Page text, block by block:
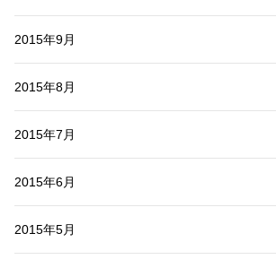
2015年9月
2015年8月
2015年7月
2015年6月
2015年5月